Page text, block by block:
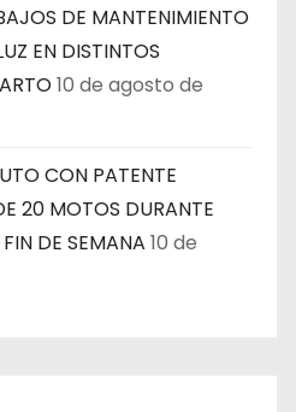
DE MANTENIMIENTO
EN DISTINTOS
10 de agosto de
CON PATENTE
20 MOTOS DURANTE
DE SEMANA 10 de